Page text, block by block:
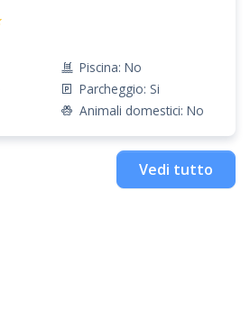
Piscina: No
Parcheggio: Si
Animali domestici: No
Vedi tutto